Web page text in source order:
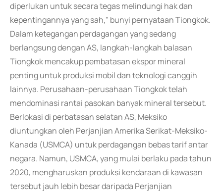
diperlukan untuk secara tegas melindungi hak dan
kepentingannya yang sah," bunyi pernyataan Tiongkok.
Dalam ketegangan perdagangan yang sedang
berlangsung dengan AS, langkah-langkah balasan
Tiongkok mencakup pembatasan ekspor mineral
penting untuk produksi mobil dan teknologi canggih
lainnya. Perusahaan-perusahaan Tiongkok telah
mendominasi rantai pasokan banyak mineral tersebut.
Berlokasi di perbatasan selatan AS, Meksiko
diuntungkan oleh Perjanjian Amerika Serikat-Meksiko-
Kanada (USMCA) untuk perdagangan bebas tarif antar
negara. Namun, USMCA, yang mulai berlaku pada tahun
2020, mengharuskan produksi kendaraan di kawasan
tersebut jauh lebih besar daripada Perjanjian